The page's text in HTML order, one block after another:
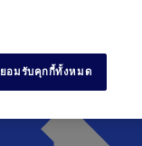
ยอมรับคุกกี้ทั้งหมด